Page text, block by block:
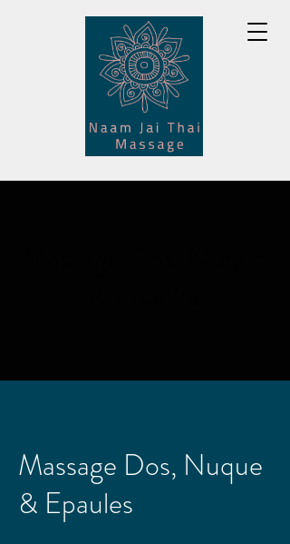
Massage Dos, Nuque
& Epaules